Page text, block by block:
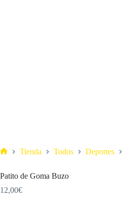
Tienda Todos Deportes
Patito de Goma Buzo
12,00€